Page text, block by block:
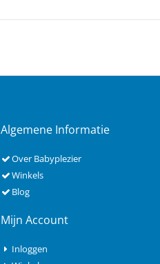
Algemene Informatie
Over Babyplezier
Winkels
Blog
Mijn Account
Inloggen